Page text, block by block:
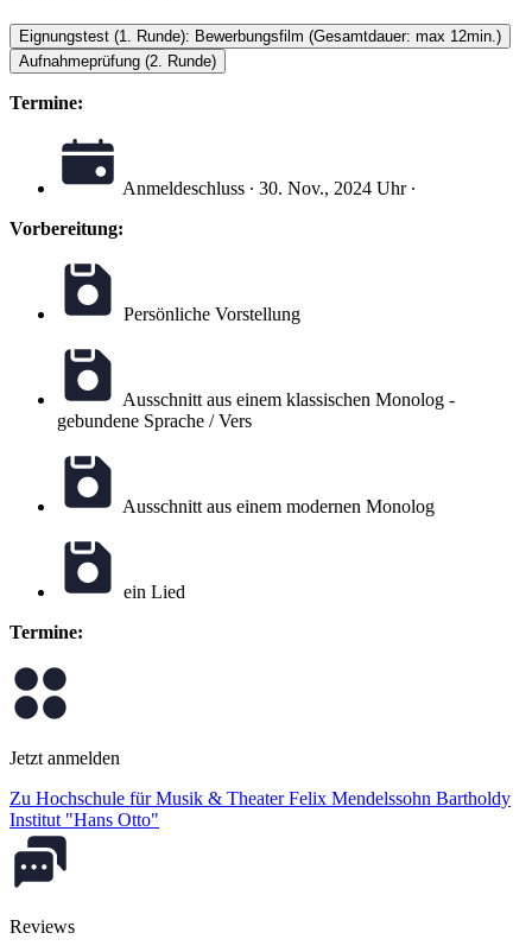
Eignungstest (1. Runde): Bewerbungsfilm (Gesamtdauer: max 12min.)
Aufnahmeprüfung (2. Runde)
Termine:
Anmeldeschluss ∙ 30. Nov., 2024 Uhr ∙
Vorbereitung:
Persönliche Vorstellung
Ausschnitt aus einem klassischen Monolog -
gebundene Sprache / Vers
Ausschnitt aus einem modernen Monolog
ein Lied
Termine:
Jetzt anmelden
Zu Hochschule für Musik & Theater Felix Mendelssohn Bartholdy
Institut "Hans Otto"
Reviews